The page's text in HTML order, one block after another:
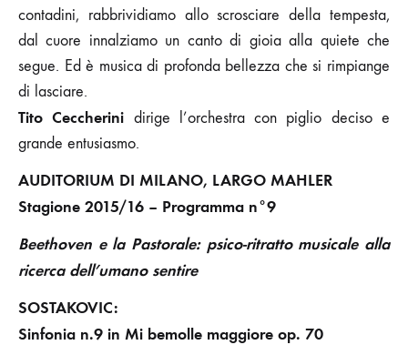
contadini, rabbrividiamo allo scrosciare della tempesta,
dal cuore innalziamo un canto di gioia alla quiete che
segue. Ed è musica di profonda bellezza che si rimpiange
di lasciare.
Tito Ceccherini dirige l’orchestra con piglio deciso e
grande entusiasmo.
AUDITORIUM DI MILANO, LARGO MAHLER
Stagione 2015/16 – Programma n°9
Beethoven e la Pastorale: psico-ritratto musicale alla
ricerca dell’umano sentire
SOSTAKOVIC:
Sinfonia n.9 in Mi bemolle maggiore op. 70